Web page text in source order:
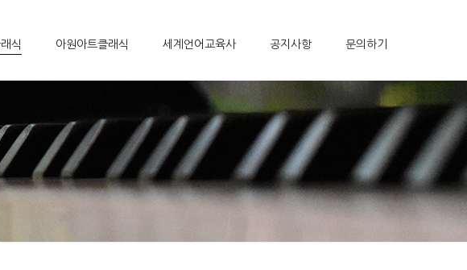
식 아원아트클래식 세계언어교육사 공지사항 문의하기